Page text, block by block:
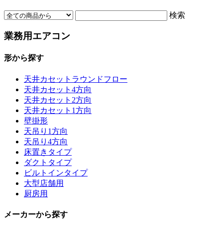
検索
業務用エアコン
形から探す
天井カセットラウンドフロー
天井カセット4方向
天井カセット2方向
天井カセット1方向
壁掛形
天吊り1方向
天吊り4方向
床置きタイプ
ダクトタイプ
ビルトインタイプ
大型店舗用
厨房用
メーカーから探す